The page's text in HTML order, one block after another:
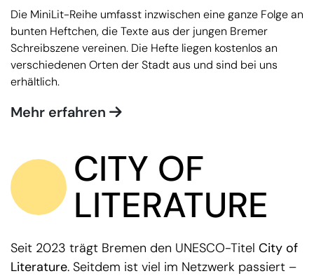
Die MiniLit-Reihe umfasst inzwischen eine ganze Folge an
bunten Heftchen, die Texte aus der jungen Bremer
Schreibszene vereinen. Die Hefte liegen kostenlos an
verschiedenen Orten der Stadt aus und sind bei uns
erhältlich.
Mehr erfahren
CITY OF
LITERATURE
Seit 2023 trägt Bremen den UNESCO-Titel City of
Literature. Seitdem ist viel im Netzwerk passiert –